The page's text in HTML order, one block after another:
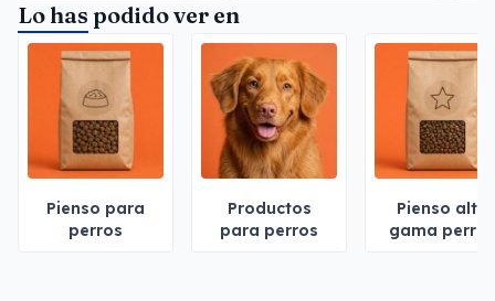
Lo has podido ver en
Pienso para
perros
Productos
para perros
Pienso alta
gama perros